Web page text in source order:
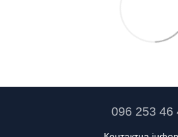
096 253 46